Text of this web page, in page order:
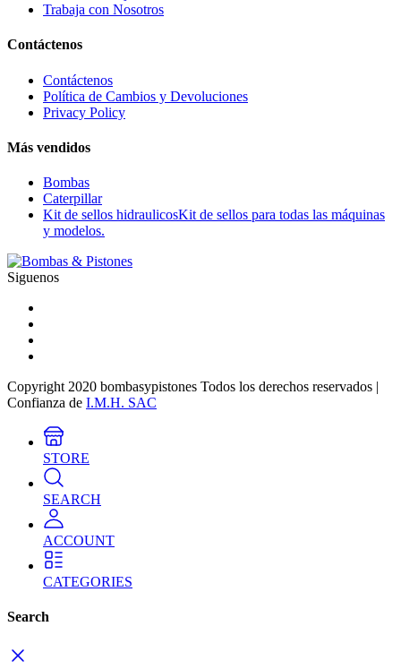
Trabaja con Nosotros
Contáctenos
Contáctenos
Política de Cambios y Devoluciones
Privacy Policy
Más vendidos
Bombas
Caterpillar
Kit de sellos hidraulicosKit de sellos para todas las máquinas
y modelos.
Siguenos
Copyright 2020 bombasypistones Todos los derechos reservados |
Confianza de I.M.H. SAC
STORE
SEARCH
ACCOUNT
CATEGORIES
Search